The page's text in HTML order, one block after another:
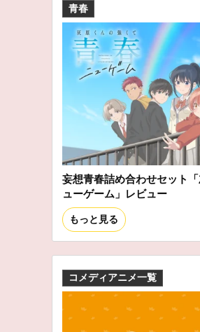
青春
妄想青春詰め合わせセット
ューゲーム」レビュー
もっと見る
コメディアニメ一覧